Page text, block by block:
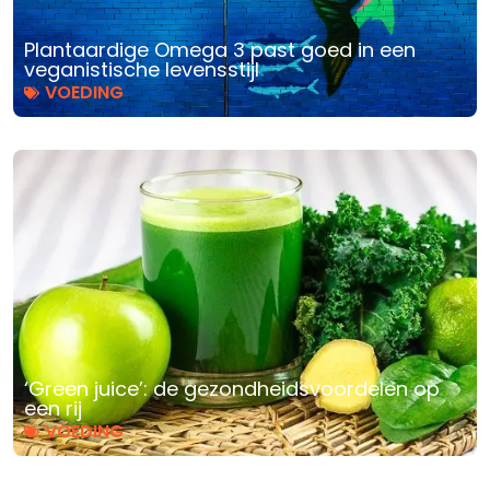
Plantaardige Omega 3 past goed in een
veganistische levensstijl
VOEDING
‘Green juice’: de gezondheidsvoordelen op
een rij
VOEDING